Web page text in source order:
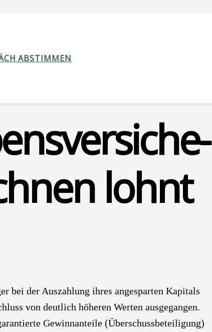
ABSTIMMEN
lohnt
bei der Aus­zah­lung ihres ange­spar­ten Kapi­tals
von deut­lich höhe­ren Wer­ten aus­ge­gan­gen.
Gewinn­an­tei­le (Über­schuss­be­tei­li­gung)